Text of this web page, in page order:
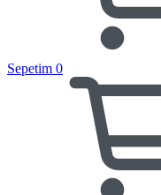
Sepetim 0